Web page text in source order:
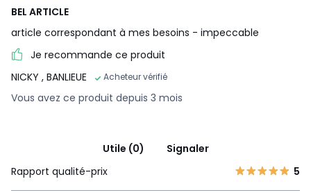
BEL ARTICLE
article correspondant à mes besoins - impeccable
Je recommande ce produit
NICKY , BANLIEUE Acheteur vérifié
Vous avez ce produit depuis 3 mois
Utile (0)
Signaler
Rapport qualité-prix
5